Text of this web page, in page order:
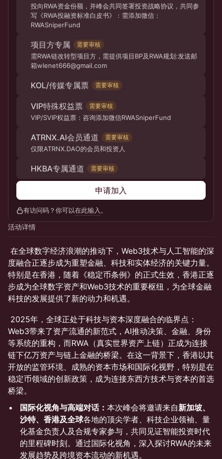
投向RWA资金份额，并峰会共同签署投资战略协议，共同参
写《RWA投融资标准白皮书》：需添加微信：
RWASniperFund
项目方专属 需要审核
需RWA链改转型项目方，需提供项目BP及RWA规划:发送邮
箱wlenet666@gmail.com
KOL/传媒专属票 需要审核
VIP特殊权益票 需要审核
VIP/SVIP权益票：咨询添加微信RWASniperFund
ATRNX.AI会员通道 需要审核
仅限ATRNX.DAO的会员和投资人
HKBA专属通道 需要审核
申请加入
有访问码？你可以在此输入 。
活动详情
在全球数字经济浪潮的推动下，Web3技术与人工智能的深
度融合正逐步成为重塑金融、科技和实体经济的关键力量。
特别是在香港，随着《稳定币条例》的正式生效，香港正逐
步成为全球数字资产和Web3技术的重要枢纽，为全球金融
科技的发展提供了新的动力和机遇。
2025年，全球正处于科技与资本深度融合的临界点：
Web3带来了资产流通的新范式，AI推动决策、金融、身份
等系统的重构，而RWA（真实世界资产上链）正成为连接
链下亿万资产与链上金融的桥梁。在这一背景下，香港以其
开放的监管环境、成熟的资本市场和国际化视野，特别是在
稳定币领域的创新政策，成为连接东西方技术与资本的首选
桥梁。
国际化视角与高端对话： 本次峰会将邀请来自新加坡、
沙特、香港及全球各地的顶尖学者、科技企业领袖、量
化基金负责人及合规专家参与，共同见证智能投资时代
的里程碑时刻。通过国际化视角，深入探讨RWA的未来
发展趋势及跨境资本流动的新机遇。